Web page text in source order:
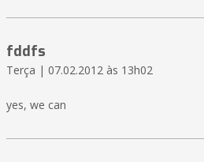
fddfs
Terça | 07.02.2012 às 13h02
yes, we can